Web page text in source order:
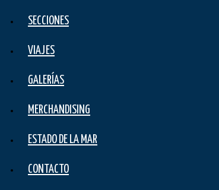
SECCIONES
VIAJES
GALERÍAS
MERCHANDISING
ESTADO DE LA MAR
CONTACTO